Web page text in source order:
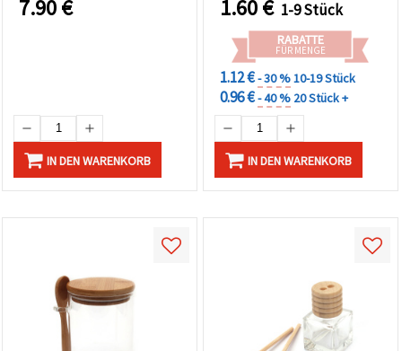
7.90€
IN DEN WARENKORB
1.60€ 1-9 Stück
RABATTE
FÜR MENGE
1.12 €- 30 %10-19 Stück
0.96 €- 40 % 20 Stück +
IN DEN WARENKORB